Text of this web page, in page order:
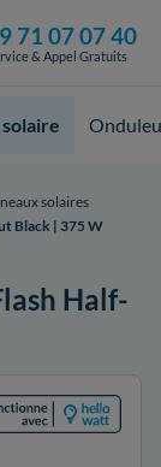
71 07 07 40
& Appel Gratuits
solaires
Black | 375 W
Half-